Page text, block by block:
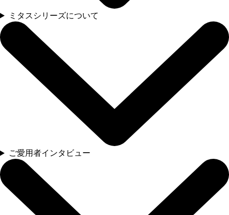
ミタスシリーズについて
ご愛用者インタビュー